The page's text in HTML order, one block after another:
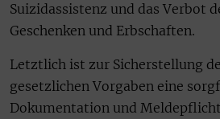
Suizidassistenz und das Verbot
Geschenken und Erbschaften.
Letztlich ist zur Sicherstellung
gesetzlichen Vorgaben eine
Dokumentation und